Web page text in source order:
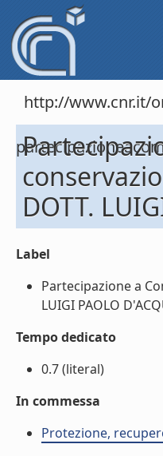
http://www.cnr.it/
DOTT.
Label
Partecipazione a
LUIGI PAOLO
Tempo dedicato
0.7 (literal)
In commessa
Protezione,